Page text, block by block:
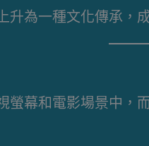
為一種文化傳承，
幕和電影場景中，